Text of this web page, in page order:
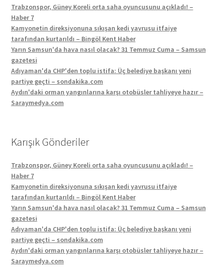
Trabzonspor, Güney Koreli orta saha oyuncusunu açıkladı! –
Haber 7
Kamyonetin direksiyonuna sıkışan kedi yavrusu itfaiye
tarafından kurtarıldı – Bingöl Kent Haber
Yarın Samsun'da hava nasıl olacak? 31 Temmuz Cuma – Samsun
gazetesi
Adıyaman'da CHP'den toplu istifa: Üç belediye başkanı yeni
partiye geçti – sondakika.com
Aydın'daki orman yangınlarına karşı otobüsler tahliyeye hazır –
Saraymedya.com
Karışık Gönderiler
Trabzonspor, Güney Koreli orta saha oyuncusunu açıkladı! –
Haber 7
Kamyonetin direksiyonuna sıkışan kedi yavrusu itfaiye
tarafından kurtarıldı – Bingöl Kent Haber
Yarın Samsun'da hava nasıl olacak? 31 Temmuz Cuma – Samsun
gazetesi
Adıyaman'da CHP'den toplu istifa: Üç belediye başkanı yeni
partiye geçti – sondakika.com
Aydın'daki orman yangınlarına karşı otobüsler tahliyeye hazır –
Saraymedya.com